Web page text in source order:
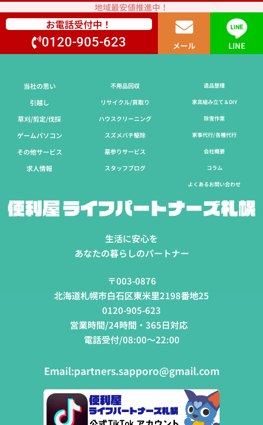
地域最安値推進中！
お電話受付中！
0120-905-623 メール LINE
当社の思い
引越し
草刈/剪定/伐採​
ゲームパソコン
その他サービス
求人情報
不用品回収
リサイクル/買取り
ハウスクリーニング
スズメバチ駆除
墓参りサービス
スタッフブログ
遺品整理
家具組み立て＆DIY
除雪作業
家事代行/各種代行
会社概要
コラム
よくあるお問い合わせ
生活に安心を
あなたの暮らしのパートナー
〒003-0876
北海道札幌市白石区東米里2198番地25
0120-905-623
営業時間/24時間・365日対応
電話受付/08:00～22:00
Email:partners.sapporo@gmail.com